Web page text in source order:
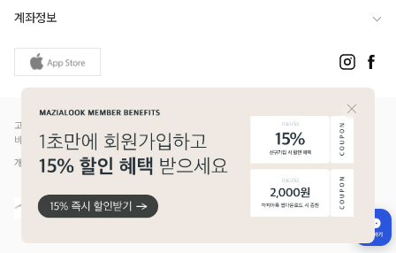
계좌정보
고객님은 안전거래를 위해 현금 등으로 결제 시 저희 쇼핑몰에서 가입한 PG사의 구매안전서
비스를 이용하실 수 있습니다.
개인정보보호배상책임보험(Ⅱ) 가입 - 메리츠화재 증권번호 14610-1327